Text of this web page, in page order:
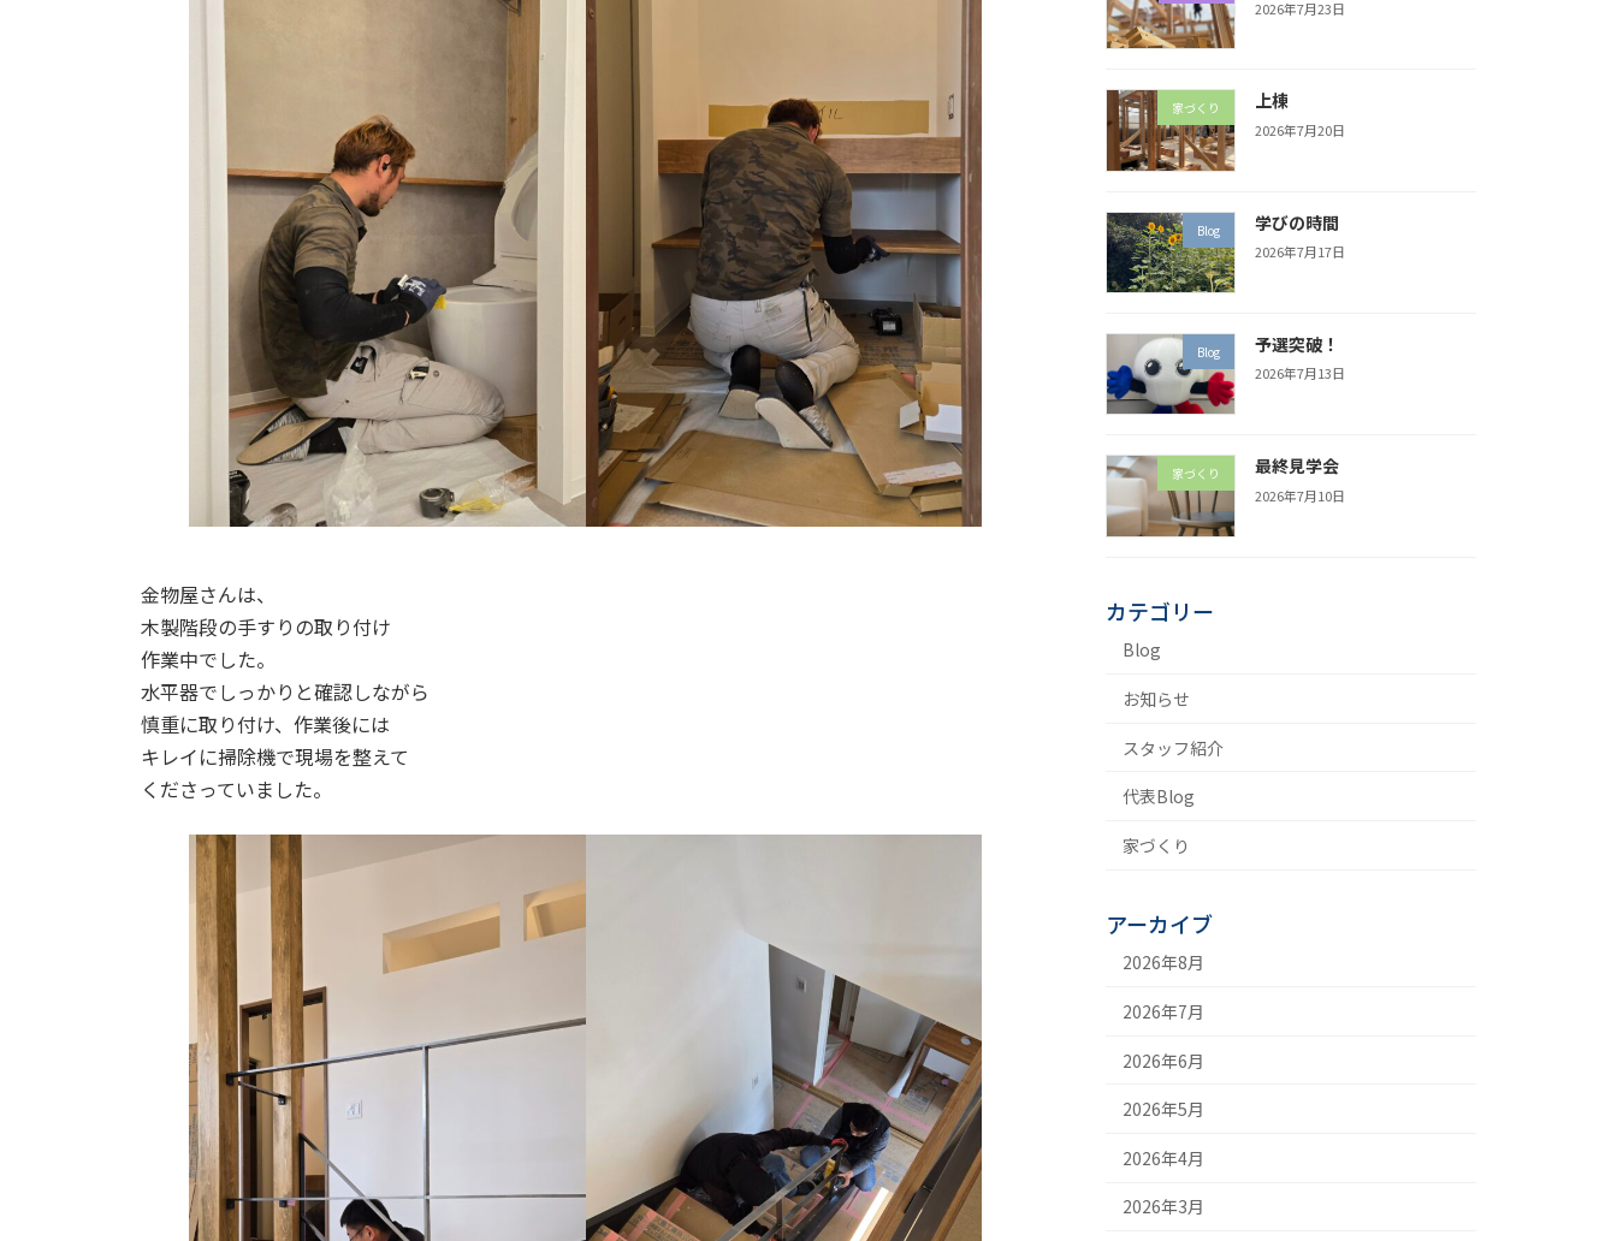
金物屋さんは、
木製階段の手すりの取り付け
作業中でした。
水平器でしっかりと確認しながら
慎重に取り付け、作業後には
キレイに掃除機で現場を整えて
くださっていました。
2026年7月23日
家づくり 上棟
2026年7月20日
Blog 学びの時間
2026年7月17日
Blog 予選突破！
2026年7月13日
家づくり 最終見学会
2026年7月10日
カテゴリー
Blog
お知らせ
スタッフ紹介
代表Blog
家づくり
アーカイブ
2026年8月
2026年7月
2026年6月
2026年5月
2026年4月
2026年3月